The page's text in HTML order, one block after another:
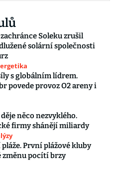
Soleku zrušil
solární společnosti
s globálním lídrem.
povede provoz O2 areny i
něco nezvyklého.
firmy shánějí miliardy
První plážové kluby
pocítí brzy